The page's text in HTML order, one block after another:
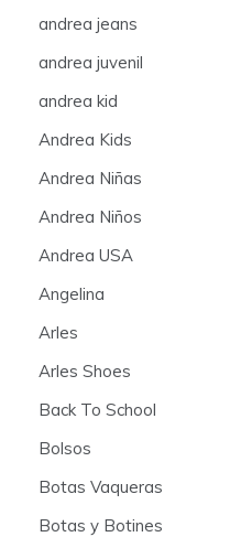
andrea jeans
andrea juvenil
andrea kid
Andrea Kids
Andrea Niñas
Andrea Niños
Andrea USA
Angelina
Arles
Arles Shoes
Back To School
Bolsos
Botas Vaqueras
Botas y Botines